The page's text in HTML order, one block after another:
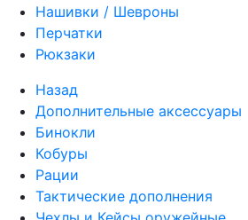
Нашивки / Шевроны
Перчатки
Рюкзаки
Назад
Дополнительные аксессуары
Бинокли
Кобуры
Рации
Тактические дополнения